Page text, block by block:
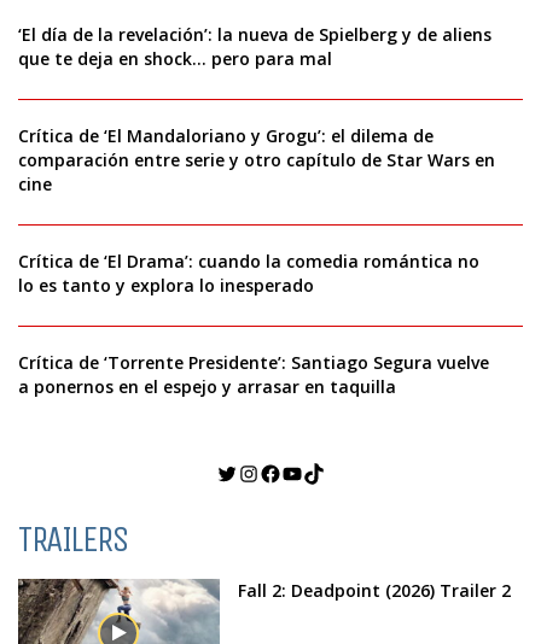
‘El día de la revelación’: la nueva de Spielberg y de aliens
que te deja en shock… pero para mal
Crítica de ‘El Mandaloriano y Grogu’: el dilema de
comparación entre serie y otro capítulo de Star Wars en
cine
Crítica de ‘El Drama’: cuando la comedia romántica no
lo es tanto y explora lo inesperado
Crítica de ‘Torrente Presidente’: Santiago Segura vuelve
a ponernos en el espejo y arrasar en taquilla
Twitter
Instagram
Facebook
YouTube
TikTok
TRAILERS
Fall 2: Deadpoint (2026) Trailer 2